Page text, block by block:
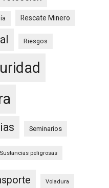
Rescate Minero
Riesgos
Seminarios
Sustancias peligrosas
Voladura